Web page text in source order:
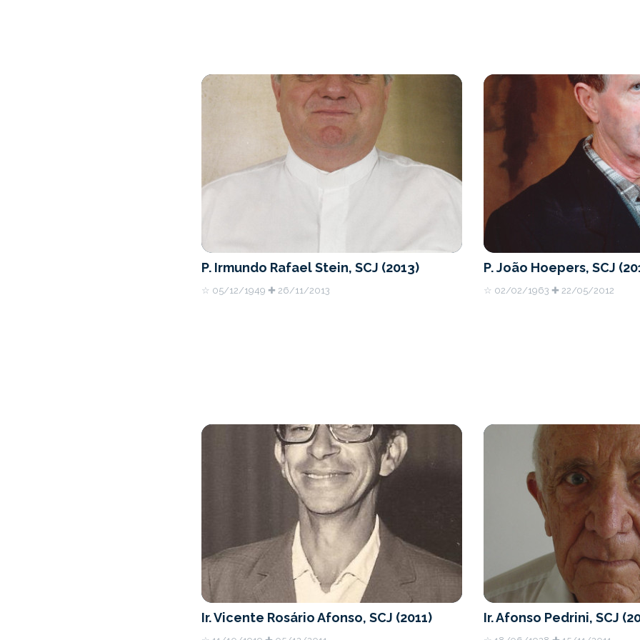
P. Irmundo Rafael Stein, SCJ (2013)
☆ 05/12/1949 ✚ 26/11/2013
P. João Hoepers, SCJ
☆ 02/02/1963 ✚ 22/05/2012
Ir. Vicente Rosário Afonso, SCJ (2011) Ir. Afonso Pedrini, SCJ